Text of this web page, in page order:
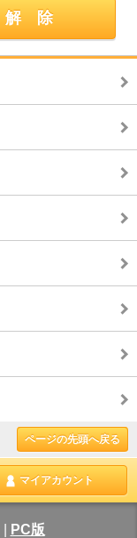
ページの先頭へ戻る
マイアカウント
PC版